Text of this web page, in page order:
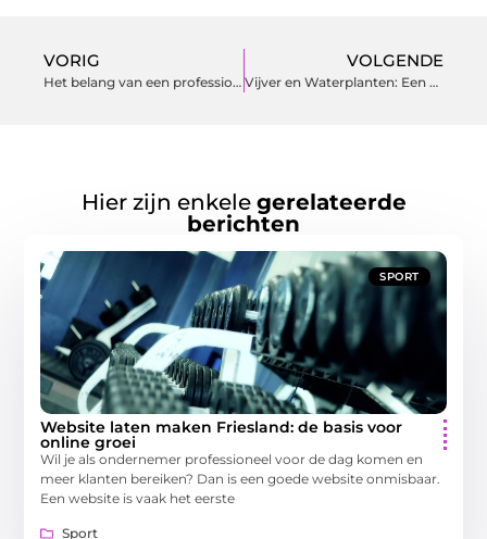
VORIG
Het belang van een professionele hovenier voor tuinonderhoud
VOLGENDE
Vijver en Waterplanten: Een Harmonieus Samenspel
Hier zijn enkele gerelateerde
berichten
SPORT
Website laten maken Friesland: de basis voor
online groei
Wil je als ondernemer professioneel voor de dag komen en
meer klanten bereiken? Dan is een goede website onmisbaar.
Een website is vaak het eerste
Sport